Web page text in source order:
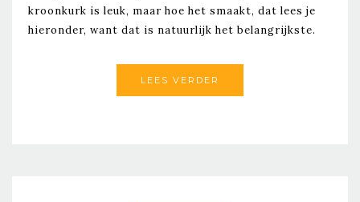
kroonkurk is leuk, maar hoe het smaakt, dat lees je
hieronder, want dat is natuurlijk het belangrijkste.
LEES VERDER